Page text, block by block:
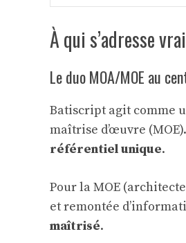
À qui s’adresse
Le duo MOA/MOE au
Batiscript agit comme
maîtrise d’œuvre
référentiel unique.
Pour la MOE
et remontée
maîtrisé.